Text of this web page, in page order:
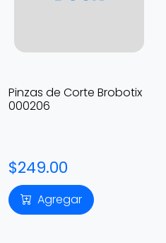
Pinzas de Corte Brobotix
000206
$249.00
Agregar